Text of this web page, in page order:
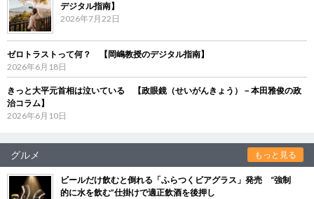
デジタル指南】
2026年7月22日
ゼロトラストって何？ 【岡嶋教授のデジタル指南】
2026年6月18日
きっと大平元首相は泣いている 【政眼鏡（せいがんきょう）－本田雅俊の政
治コラム】
2026年6月10日
グルメ もっと見る
ビールだけ飲むと倒れる「ふらつくビアグラス」発売 “強制
的に水を飲む”仕掛けで適正飲酒を後押し